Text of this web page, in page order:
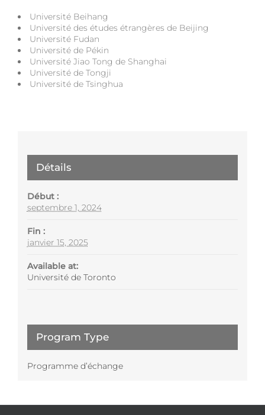
Université Beihang
Université des études étrangères de Beijing
Université Fudan
Université de Pékin
Université Jiao Tong de Shanghai
Université de Tongji
Université de Tsinghua
Détails
Début :
septembre 1, 2024
Fin :
janvier 15, 2025
Available at:
Université de Toronto
Program Type
Programme d’échange